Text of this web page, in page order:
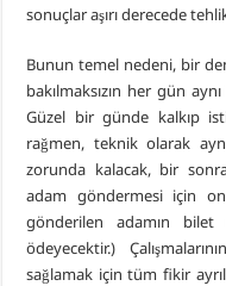
sonuçlar aşırı derecede
Bunun temel nedeni, bir
bakılmaksızın her gün
Güzel bir günde kalkıp
rağmen, teknik olarak
zorunda kalacak, bir
adam göndermesi için
gönderilen adamın
ödeyecektir.)
sağlamak için tüm fikir